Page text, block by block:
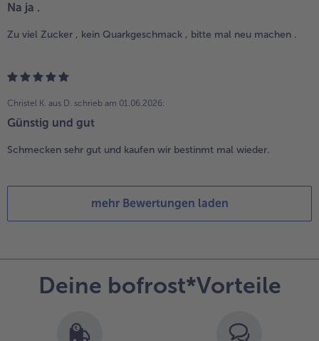
Na ja .
Zu viel Zucker , kein Quarkgeschmack , bitte mal neu machen .
Christel K. aus D. schrieb am 01.06.2026:
Günstig und gut
Schmecken sehr gut und kaufen wir bestinmt mal wieder.
mehr Bewertungen laden
Deine bofrost*Vorteile